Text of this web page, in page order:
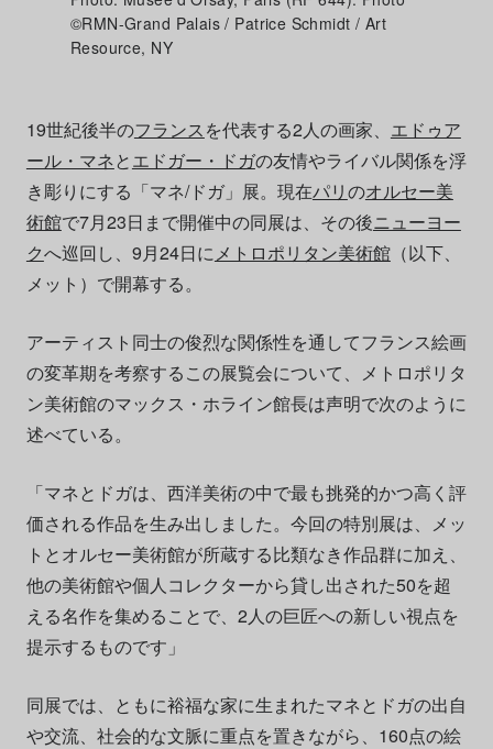
©RMN-Grand Palais / Patrice Schmidt / Art
Resource, NY
19世紀後半のフランスを代表する2人の画家、 エドゥア
ール・マネとエドガー・ドガの友情やライバル関係を浮
き彫りにする「マネ/ドガ」展。現在パリのオルセー美
術館で7月23日まで開催中の同展は、その後ニューヨー
クへ巡回し、9月24日にメトロポリタン美術館（以下、
メット）で開幕する。
アーティスト同士の俊烈な関係性を通してフランス絵画
の変革期を考察するこの展覧会について、メトロポリタ
ン美術館のマックス・ホライン館長は声明で次のように
述べている。
「マネとドガは、西洋美術の中で最も挑発的かつ高く評
価される作品を生み出しました。今回の特別展は、メッ
トとオルセー美術館が所蔵する比類なき作品群に加え、
他の美術館や個人コレクターから貸し出された50を超
える名作を集めることで、2人の巨匠への新しい視点を
提示するものです」
同展では、ともに裕福な家に生まれたマネとドガの出自
や交流、社会的な文脈に重点を置きながら、160点の絵